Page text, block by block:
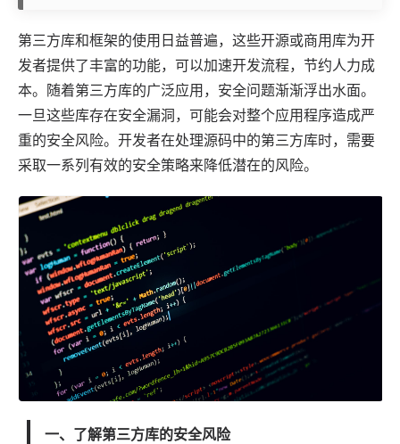
第三方库和框架的使用日益普遍，这些开源或商用库为开
发者提供了丰富的功能，可以加速开发流程，节约人力成
本。随着第三方库的广泛应用 ，安全问题渐渐浮出水面。
一旦这些库存在安全漏洞，可能会对整个应用程序造成严
重的安全风险。开发者在处理源码中的第三方库时，需要
采取一系列有效的安全策略来降低潜在的风险。
一、了解第三方库的安全风险